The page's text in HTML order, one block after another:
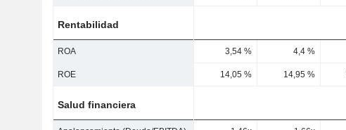
Rentabilidad
ROA 3,54 % 4,4 %
ROE 14,05 % 14,95 %
Salud financiera